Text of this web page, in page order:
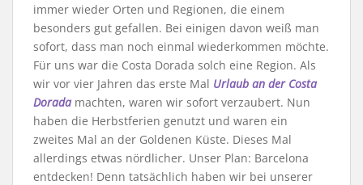
immer wieder Orten und Regionen, die einem
besonders gut gefallen. Bei einigen davon weiß man
sofort, dass man noch einmal wiederkommen möchte.
Für uns war die Costa Dorada solch eine Region. Als
wir vor vier Jahren das erste Mal Urlaub an der Costa
Dorada machten, waren wir sofort verzaubert. Nun
haben die Herbstferien genutzt und waren ein
zweites Mal an der Goldenen Küste. Dieses Mal
allerdings etwas nördlicher. Unser Plan: Barcelona
entdecken! Denn tatsächlich haben wir bei unserer